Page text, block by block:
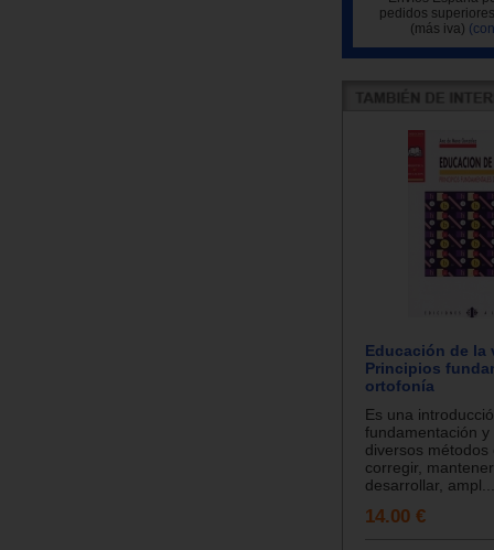
pedidos
(más iva)
Educación de la
Principios
ortofonía
Es una
fundamentación
diversos métodos
corregir,
desarrollar, ampl...
14.00 €